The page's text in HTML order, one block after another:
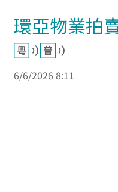
環亞物業拍
6/6/2026 8:11